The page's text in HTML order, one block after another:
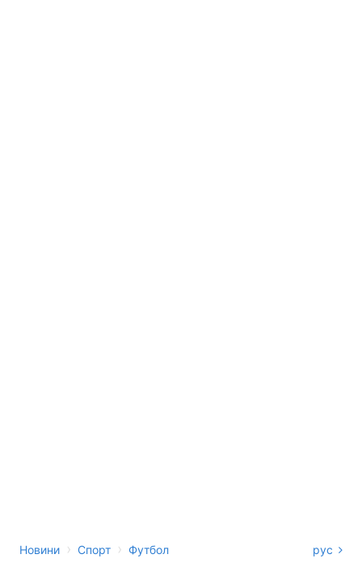
Новини › Спорт › Футбол рус